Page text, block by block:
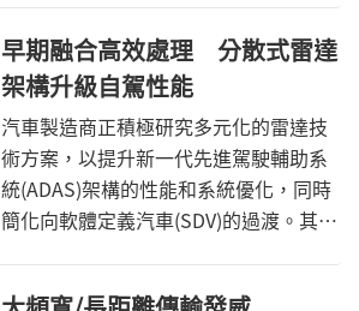
步探索Rx和Tx鏈路均衡測試的設置和要
求。
早期融合高效處理 分散式雷達
架構升級自駕性能
汽車製造商正積極研究多元化的雷達技
術方案，以提升新一代先進駕駛輔助系
統(ADAS)架構的性能和系統優化，同時
簡化向軟體定義汽車(SDV)的過渡。其